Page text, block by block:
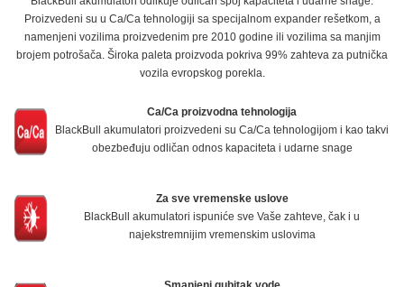
Proizvedeni su u Ca/Ca tehnologiji sa specijalnom expander rešetkom, a
namenjeni vozilima proizvedenim pre 2010 godine ili vozilima sa manjim
brojem potrošača. Široka paleta proizvoda pokriva 99% zahteva za putnička
vozila evropskog porekla.
Ca/Ca proizvodna tehnologija
BlackBull akumulatori proizvedeni su Ca/Ca tehnologijom i kao takvi
obezbeđuju odličan odnos kapaciteta i udarne snage
Za sve vremenske uslove
BlackBull akumulatori ispuniće sve Vaše zahteve, čak i u
najekstremnijim vremenskim uslovima